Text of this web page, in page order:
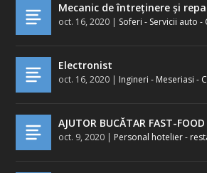
Mecanic de întreținere și
oct. 16, 2020 | Soferi - Servicii auto -
Electronist
oct. 16, 2020 | Ingineri - Meseriasi -
AJUTOR BUCĂTAR FAST-FOOD
oct. 9, 2020 | Personal hotelier -